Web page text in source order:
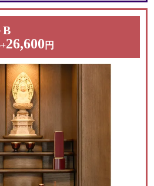
る ウレタン塗装
B
26,600 円